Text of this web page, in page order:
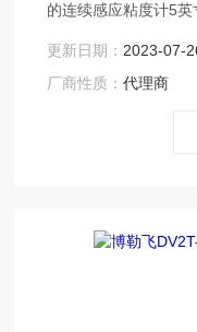
的连续感应粘度计5英
头实时样品温度200
国博勒飞Brookfield
更新日期： 2023-07-
厂商性质：代理商